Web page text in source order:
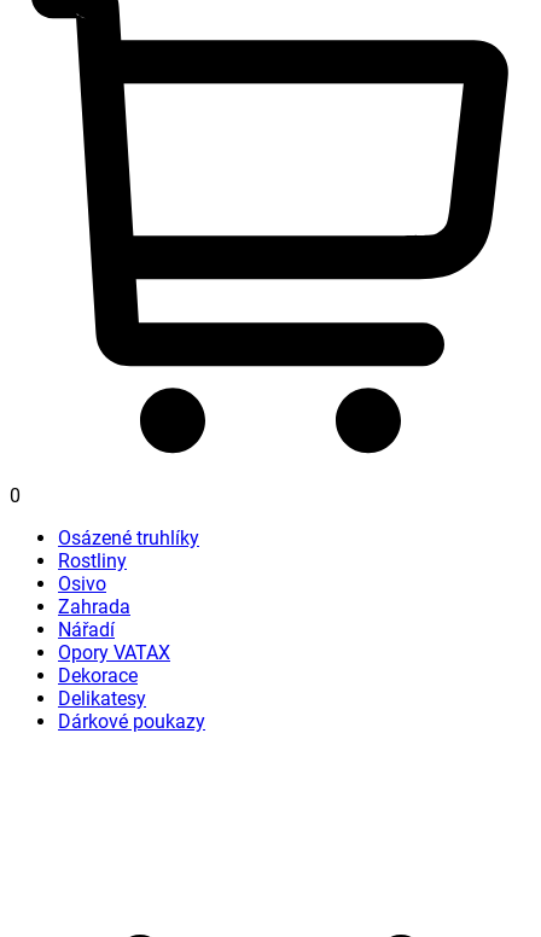
0
Osázené truhlíky
Rostliny
Osivo
Zahrada
Nářadí
Opory VATAX
Dekorace
Delikatesy
Dárkové poukazy